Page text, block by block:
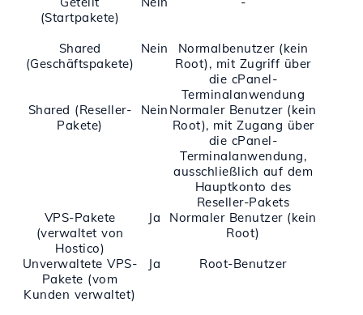
(Startpakete)
Shared
(Geschäftspakete)
Nein
Normalbenutzer (kein
Root), mit Zugriff über
die cPanel-
Terminalanwendung
Shared (Reseller-
Pakete)
Nein Normaler Benutzer (kein
Root), mit Zugang über
die cPanel-
Terminalanwendung,
ausschließlich auf dem
Hauptkonto des
Reseller-Pakets
VPS-Pakete
(verwaltet von
Hostico)
Ja
Normaler Benutzer (kein
Root)
Unverwaltete VPS-
Pakete (vom
Kunden verwaltet)
Ja Root-Benutzer